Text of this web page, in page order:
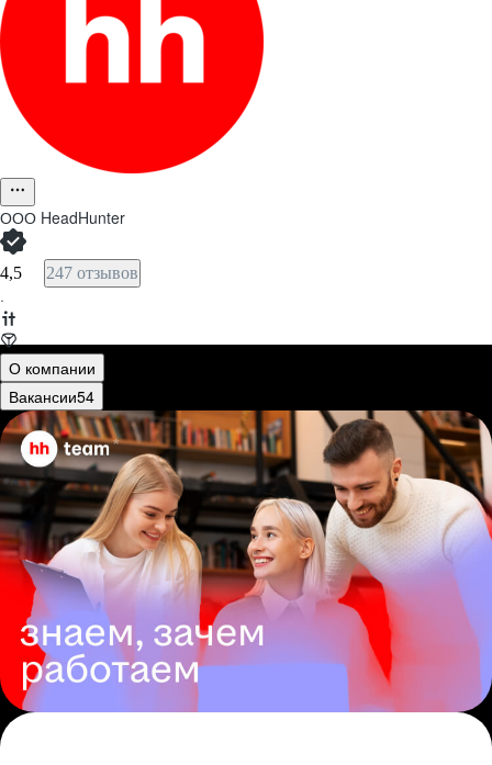
ООО HeadHunter
4,5 247 отзывов
·
О компании
Вакансии54